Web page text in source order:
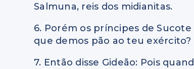
Salmuna, reis dos midianitas.
6. Porém os príncipes de Sucote
que demos pão ao teu exército?
7. Então disse Gideão: Pois